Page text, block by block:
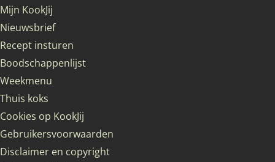
Mijn KookJij
Nieuwsbrief
Recept insturen
Boodschappenlijst
Weekmenu
Thuis koks
Cookies op KookJij
Gebruikersvoorwaarden
Disclaimer en copyright